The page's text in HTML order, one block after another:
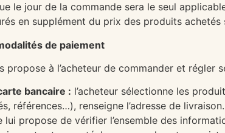
le jour de la commande sera le seul
en supplément du prix des produits
de paiement
propose à l’acheteur de commander et régler
bancaire : l’acheteur sélectionne les
références…), renseigne l’adresse de
lui propose de vérifier l’ensemble des